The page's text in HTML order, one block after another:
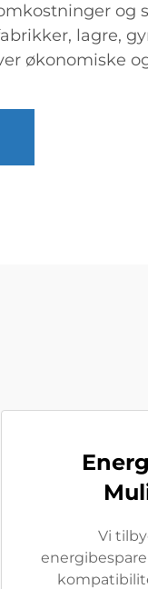
og
lagre,
økonomiske
Vi